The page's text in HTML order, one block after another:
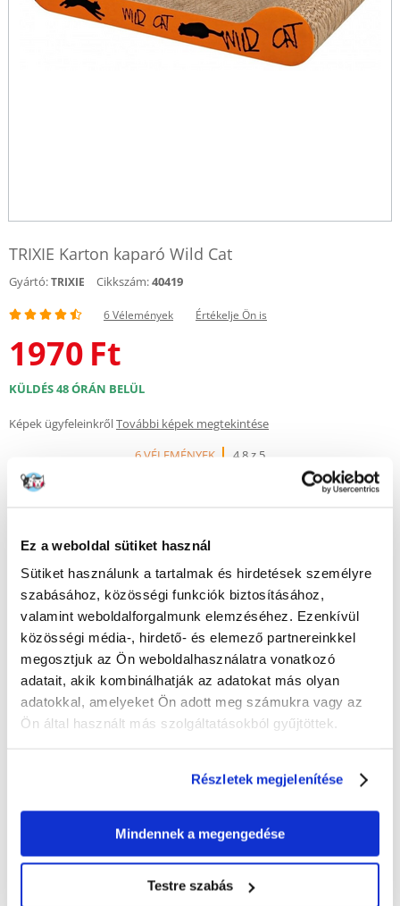
Ez a weboldal sütiket használ
Sütiket használunk a tartalmak és hirdetések személyre
szabásához, közösségi funkciók biztosításához,
valamint weboldalforgalmunk elemzéséhez. Ezenkívül
közösségi média-, hirdető- és elemező partnereinkkel
megosztjuk az Ön weboldalhasználatra vonatkozó
adatait, akik kombinálhatják az adatokat más olyan
adatokkal, amelyeket Ön adott meg számukra vagy az
Ön által használt más szolgáltatásokból gyűjtöttek.
Részletek megjelenítése
Mindennek a megengedése
Testre szabás
TRIXIE Karton kaparó Wild Cat
Gyártó:TRIXIE Cikkszám:40419
6 Vélemények Értékelje Ön is
1970 Ft
KÜLDÉS 48 ÓRÁN BELÜL
Képek ügyfeleinkrőlTovábbi képek megtekintése
6 VÉLEMÉNYEK
4.8 z 5
100%
Recommend
100% AZ ÜGYFELEK AJÁNLJÁK EZT A TERMÉKET
ÉRTÉKELJE ÖN IS
Leírás
Karton macskakaparó, amely ágyként is használható. Méretek 41x7x24
ösztönözze.